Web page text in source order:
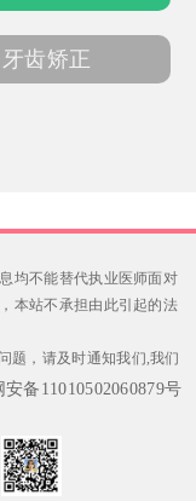
牙齿矫正
均不能替代执业医师面对
本站不承担由此引起的法
题，请及时通知我们,我们
安备11010502060879号